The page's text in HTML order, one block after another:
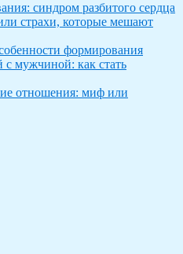
синдром разбитого сердца
страхи, которые мешают
формирования
мужчиной: как стать
отношения: миф или